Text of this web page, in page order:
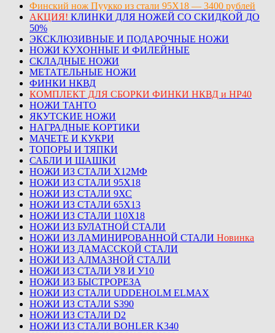
Финский нож Пуукко из стали 95Х18 — 3400 рублей
АКЦИЯ! КЛИНКИ ДЛЯ НОЖЕЙ СО СКИДКОЙ ДО
50%
ЭКСКЛЮЗИВНЫЕ И ПОДАРОЧНЫЕ НОЖИ
НОЖИ КУХОННЫЕ И ФИЛЕЙНЫЕ
СКЛАДНЫЕ НОЖИ
МЕТАТЕЛЬНЫЕ НОЖИ
ФИНКИ НКВД
КОМПЛЕКТ ДЛЯ СБОРКИ ФИНКИ НКВД и НР40
НОЖИ ТАНТО
ЯКУТСКИЕ НОЖИ
НАГРАДНЫЕ КОРТИКИ
МАЧЕТЕ И КУКРИ
ТОПОРЫ И ТЯПКИ
САБЛИ И ШАШКИ
НОЖИ ИЗ СТАЛИ Х12МФ
НОЖИ ИЗ СТАЛИ 95Х18
НОЖИ ИЗ СТАЛИ 9ХС
НОЖИ ИЗ СТАЛИ 65Х13
НОЖИ ИЗ СТАЛИ 110Х18
НОЖИ ИЗ БУЛАТНОЙ СТАЛИ
НОЖИ ИЗ ЛАМИНИРОВАННОЙ СТАЛИ Новинка
НОЖИ ИЗ ДАМАССКОЙ СТАЛИ
НОЖИ ИЗ АЛМАЗНОЙ СТАЛИ
НОЖИ ИЗ СТАЛИ У8 И У10
НОЖИ ИЗ БЫСТРОРЕЗА
НОЖИ ИЗ СТАЛИ UDDEHOLM ELMAX
НОЖИ ИЗ СТАЛИ S390
НОЖИ ИЗ СТАЛИ D2
НОЖИ ИЗ СТАЛИ BOHLER K340